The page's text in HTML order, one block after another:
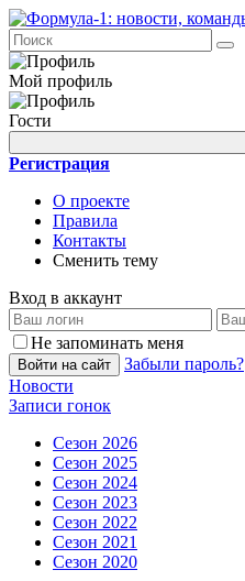
Мой профиль
Гости
Регистрация
О проекте
Правила
Контакты
Сменить тему
Вход в аккаунт
Не запоминать меня
Войти на сайт
Забыли пароль?
Новости
Записи гонок
Сезон 2026
Сезон 2025
Сезон 2024
Сезон 2023
Сезон 2022
Сезон 2021
Сезон 2020